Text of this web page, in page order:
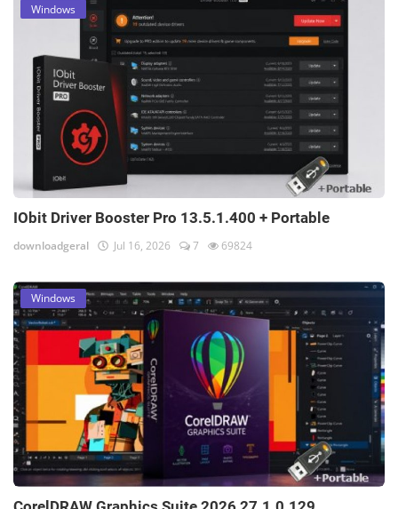
Windows
IObit Driver Booster Pro 13.5.1.400 + Portable
downloadgeral Jul 16, 2026 7 69824
Windows